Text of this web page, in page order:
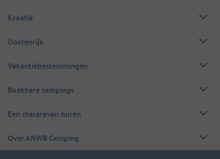
Kroatië
Oostenrijk
Vakantiebestemmingen
Boekbare campings
Een stacaravan huren
Over ANWB Camping